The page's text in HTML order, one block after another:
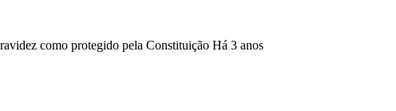
como protegido pela Constituição Há 3 anos